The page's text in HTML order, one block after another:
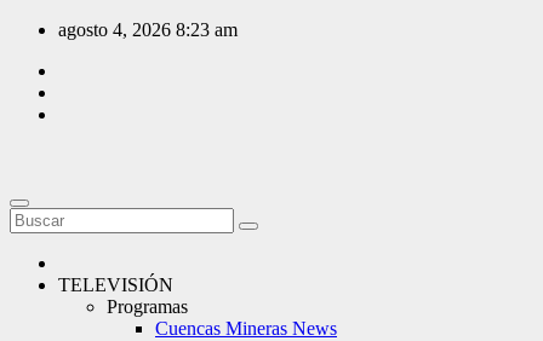
Saltar
contenido
agosto 4, 2026 8:23 am
TELEVISIÓN
Programas
Cuencas Mineras News